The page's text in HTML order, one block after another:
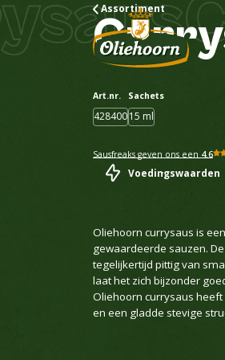
Assortiment
Art.nr.
428400
Sachets
15 ml
Sausfreaks geven ons een 4.6
Voedingswaarden
Oliehoorn currysaus is
gewaardeerde sauzen.
tegelijkertijd pittig van
laat het zich bijzonder
Oliehoorn currysaus
en een gladde stevige